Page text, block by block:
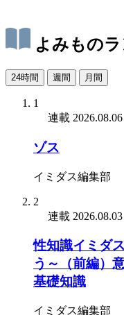
よみもの
24時間 週間 月間
1
連載 2026.08.06
ゾス
イミダス編集部
2
連載 2026.08.03
性知識イミダ
う～（前編）
基礎知識
イミダス編集部